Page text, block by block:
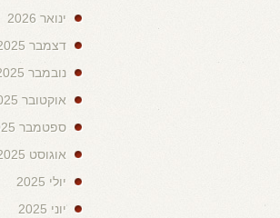
ינואר 2026
דצמבר 2025
נובמבר 2025
אוקטובר 2025
ספטמבר 2025
אוגוסט 2025
יולי 2025
יוני 2025